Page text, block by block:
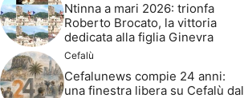
Ntinna a mari 2026: trionfa
Roberto Brocato, la vittoria
dedicata alla figlia Ginevra
Cefalù
Cefalunews compie 24 anni:
una finestra libera su Cefalù dal